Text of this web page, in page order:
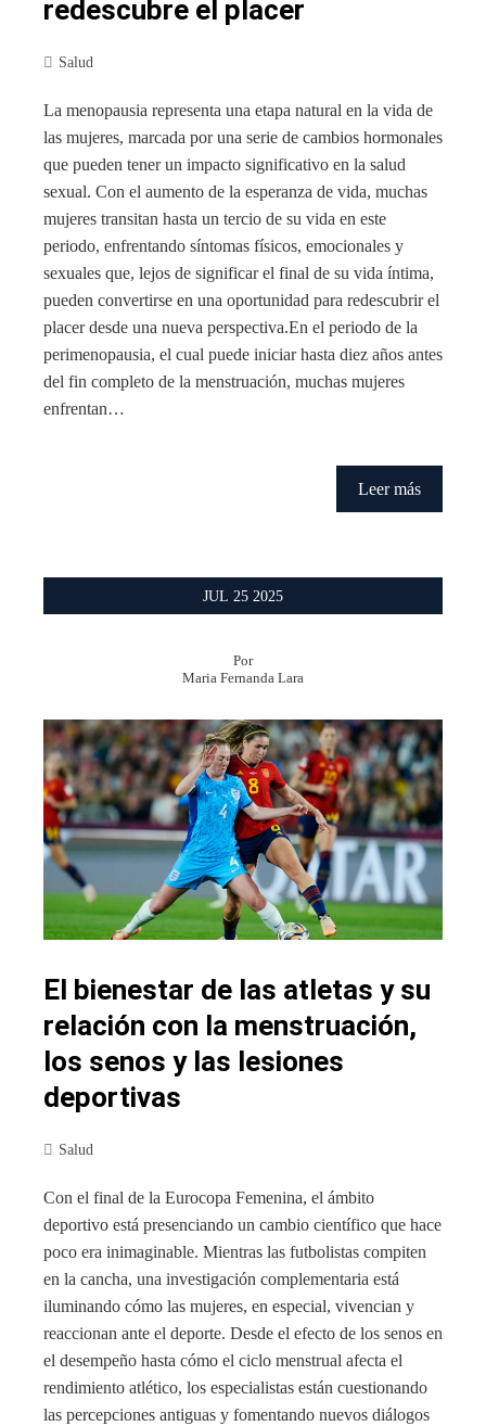
redescubre el placer
Salud
La menopausia representa una etapa natural en la vida de
las mujeres, marcada por una serie de cambios hormonales
que pueden tener un impacto significativo en la salud
sexual. Con el aumento de la esperanza de vida, muchas
mujeres transitan hasta un tercio de su vida en este
periodo, enfrentando síntomas físicos, emocionales y
sexuales que, lejos de significar el final de su vida íntima,
pueden convertirse en una oportunidad para redescubrir el
placer desde una nueva perspectiva.En el periodo de la
perimenopausia, el cual puede iniciar hasta diez años antes
del fin completo de la menstruación, muchas mujeres
enfrentan…
Leer más
JUL 25 2025
Por
Maria Fernanda Lara
El bienestar de las atletas y su
relación con la menstruación,
los senos y las lesiones
deportivas
Salud
Con el final de la Eurocopa Femenina, el ámbito
deportivo está presenciando un cambio científico que hace
poco era inimaginable. Mientras las futbolistas compiten
en la cancha, una investigación complementaria está
iluminando cómo las mujeres, en especial, vivencian y
reaccionan ante el deporte. Desde el efecto de los senos en
el desempeño hasta cómo el ciclo menstrual afecta el
rendimiento atlético, los especialistas están cuestionando
las percepciones antiguas y fomentando nuevos diálogos